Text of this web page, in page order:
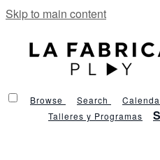
Skip to main content
Browse Search
Talleres y Programas